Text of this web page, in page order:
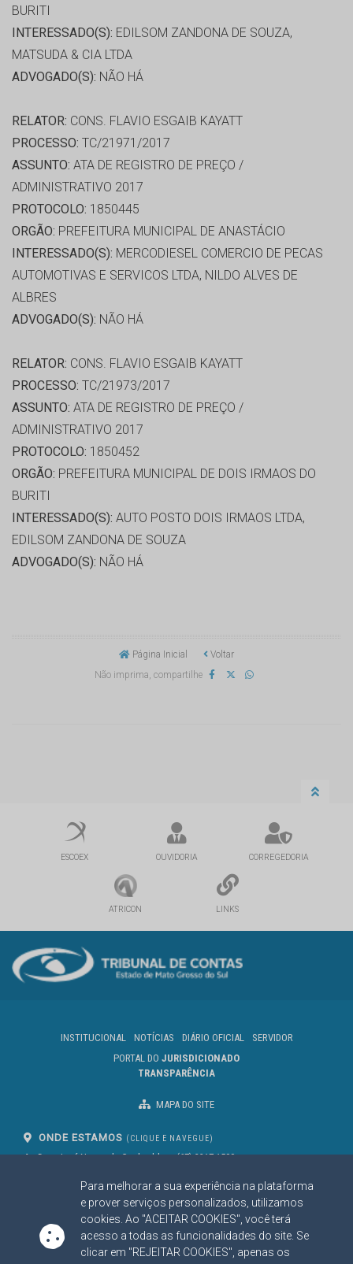
Para melhorar a sua experiência na plataforma
e prover serviços personalizados, utilizamos
cookies. Ao "ACEITAR COOKIES", você terá
acesso a todas as funcionalidades do site. Se
clicar em "REJEITAR COOKIES", apenas os
BURITI
INTERESSADO(S): EDILSOM ZANDONA DE SOUZA,
MATSUDA & CIA LTDA
ADVOGADO(S): NÃO HÁ
RELATOR: CONS. FLAVIO ESGAIB KAYATT
PROCESSO: TC/21971/2017
ASSUNTO: ATA DE REGISTRO DE PREÇO /
ADMINISTRATIVO 2017
PROTOCOLO: 1850445
ORGÃO: PREFEITURA MUNICIPAL DE ANASTÁCIO
INTERESSADO(S): MERCODIESEL COMERCIO DE PECAS
AUTOMOTIVAS E SERVICOS LTDA, NILDO ALVES DE
ALBRES
ADVOGADO(S): NÃO HÁ
RELATOR: CONS. FLAVIO ESGAIB KAYATT
PROCESSO: TC/21973/2017
ASSUNTO: ATA DE REGISTRO DE PREÇO /
ADMINISTRATIVO 2017
PROTOCOLO: 1850452
ORGÃO: PREFEITURA MUNICIPAL DE DOIS IRMAOS DO
BURITI
INTERESSADO(S): AUTO POSTO DOIS IRMAOS LTDA,
EDILSOM ZANDONA DE SOUZA
ADVOGADO(S): NÃO HÁ
Página Inicial
Voltar
Não imprima, compartilhe
ESCOEX OUVIDORIA CORREGEDORIA
ATRICON LINKS
INSTITUCIONAL NOTÍCIAS DIÁRIO OFICIAL
SERVIDOR
PORTAL DO JURISDICIONADO
TRANSPARÊNCIA
MAPA DO SITE
ONDE ESTAMOS (CLIQUE E NAVEGUE)
Av. Des. José Nunes da Cunha, bloco
Campo Grande/MS
CEP: 79031-310
(67) 3317-1500
SIGA NOSSAS REDES SOCIAIS